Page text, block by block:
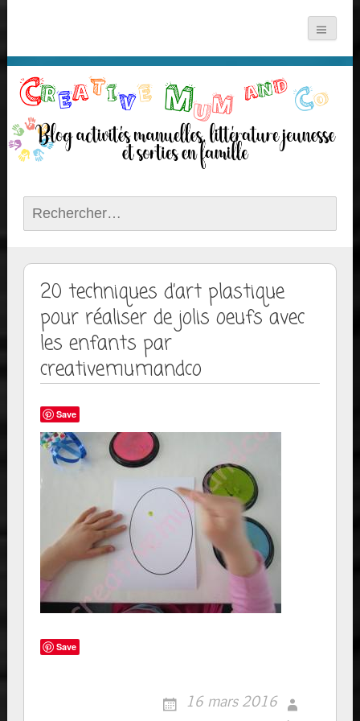
Rechercher :
20 techniques d’art plastique
pour réaliser de jolis oeufs avec
les enfants par
creativemumandco
Save
Save
16 mars 2016